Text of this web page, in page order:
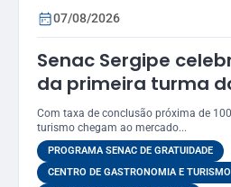
07/08/2026
Senac Sergipe
da primeira turma
Técnico em Guia de
PSG
Com taxa de conclusão próxima de
turismo chegam ao mercado...
PROGRAMA SENAC DE GRATUIDADE
CENTRO DE GASTRONOMIA E TURISMO